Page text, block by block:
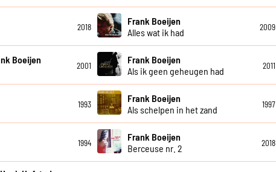
2018
Frank Boeijen
Alles wat ik had
2009
Boeijen
2001
Frank Boeijen
Als ik geen geheugen had
2011
1993
Frank Boeijen
Als schelpen in het zand
1997
1994
Frank Boeijen
Berceuse nr. 2
2018